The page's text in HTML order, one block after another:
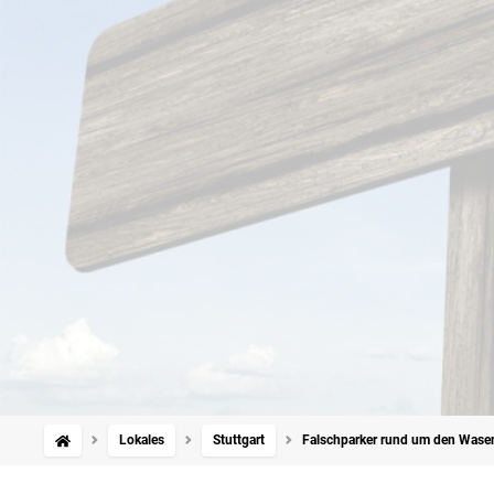
Lokales Stuttgart Falschparker rund um den